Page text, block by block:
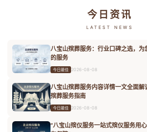
今日资讯
LATEST NEWS
八宝山殡葬服务：行业口碑之选，为
的服务
今日最佳 2026-08-08
八宝山殡葬服务内容详情一文全面解
殡葬服务指南
今日最佳 2026-08-08
“八宝山殡仪服务一站式殡仪服务用